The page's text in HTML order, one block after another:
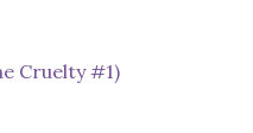
Cruelty #1)